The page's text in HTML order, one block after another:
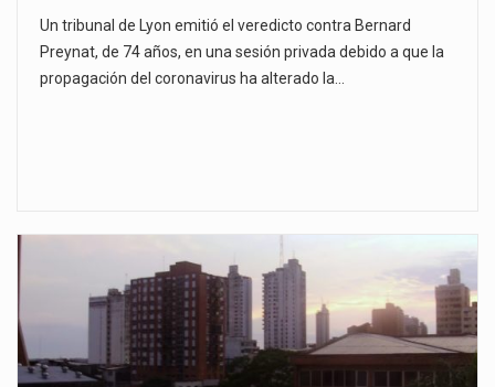
Un tribunal de Lyon emitió el veredicto contra Bernard
Preynat, de 74 años, en una sesión privada debido a que la
propagación del coronavirus ha alterado la…